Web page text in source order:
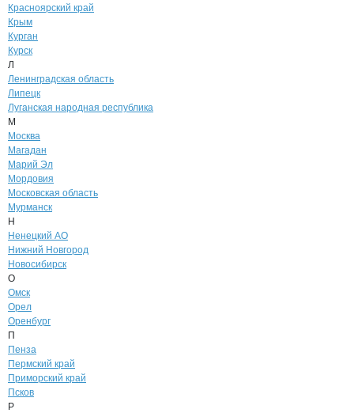
Красноярский край
Крым
Курган
Курск
Л
Ленинградская область
Липецк
Луганская народная республика
М
Москва
Магадан
Марий Эл
Мордовия
Московская область
Мурманск
Н
Ненецкий АО
Нижний Новгород
Новосибирск
О
Омск
Орел
Оренбург
П
Пенза
Пермский край
Приморский край
Псков
Р